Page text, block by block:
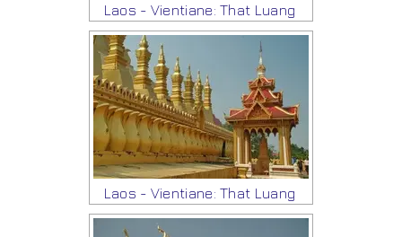
Laos - Vientiane: That Luang
Laos - Vientiane: That Luang